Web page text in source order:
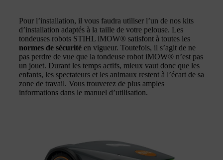
Pour l’installation, il vous faudra utiliser l’un de nos kits
d’installation adaptés à la taille de votre pelouse. Les
tondeuses robots STIHL iMOW® satisfont à toutes les
normes de sécurité en vigueur. Toutefois, il s’agit de ne
pas perdre de vue que la tondeuse robot iMOW® n’est pas
un jouet. Durant les temps actifs, mieux vaut donc que les
enfants, les spectateurs et les animaux restent à l’écart de sa
zone de travail. Vous trouverez de plus amples
informations dans le manuel d’utilisation.